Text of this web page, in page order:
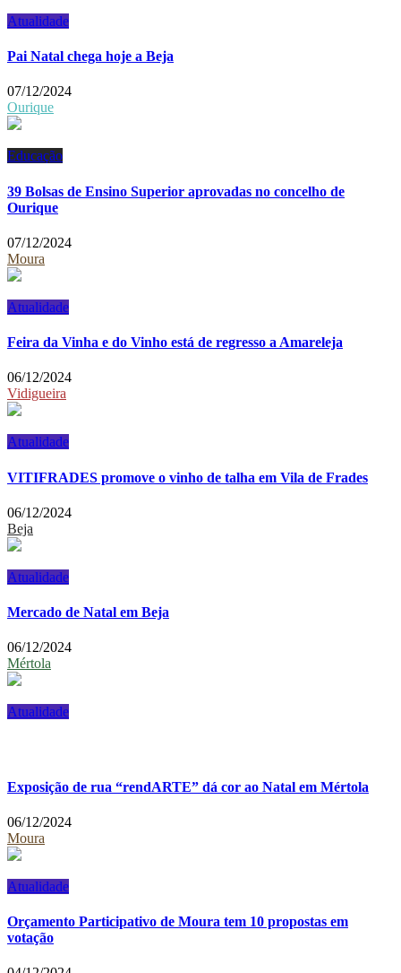
Atualidade
Pai Natal chega hoje a Beja
07/12/2024
Ourique
Educação
39 Bolsas de Ensino Superior aprovadas no concelho de
Ourique
07/12/2024
Moura
Atualidade
Feira da Vinha e do Vinho está de regresso a Amareleja
06/12/2024
Vidigueira
Atualidade
VITIFRADES promove o vinho de talha em Vila de Frades
06/12/2024
Beja
Atualidade
Mercado de Natal em Beja
06/12/2024
Mértola
Atualidade
Exposição de rua “rendARTE” dá cor ao Natal em Mértola
06/12/2024
Moura
Atualidade
Orçamento Participativo de Moura tem 10 propostas em
votação